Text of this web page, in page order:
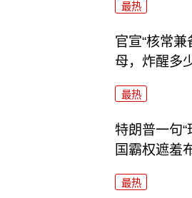
最热
官宣“核常
母，炸醒多
最热
特朗普一句
国霸权遮羞
最热